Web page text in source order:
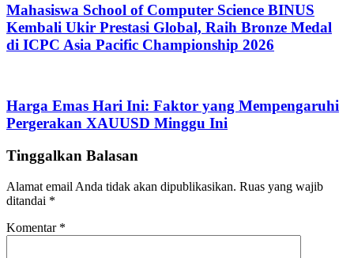
Mahasiswa School of Computer Science BINUS
Kembali Ukir Prestasi Global, Raih Bronze Medal
di ICPC Asia Pacific Championship 2026
Harga Emas Hari Ini: Faktor yang Mempengaruhi
Pergerakan XAUUSD Minggu Ini
Tinggalkan Balasan
Alamat email Anda tidak akan dipublikasikan. Ruas yang wajib
ditandai *
Komentar *